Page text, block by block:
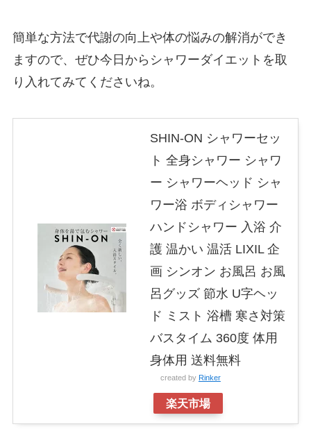
簡単な方法で代謝の向上や体の悩みの解消ができ
ますので、ぜひ今日からシャワーダイエットを取
り入れてみてくださいね。
SHIN-ON シャワーセッ
ト 全身シャワー シャワ
ー シャワーヘッド シャ
ワー浴 ボディシャワー
ハンドシャワー 入浴 介
護 温かい 温活 LIXIL 企
画 シンオン お風呂 お風
呂グッズ 節水 U字ヘッ
ド ミスト 浴槽 寒さ対策
バスタイム 360度 体用
身体用 送料無料
created by Rinker
楽天市場